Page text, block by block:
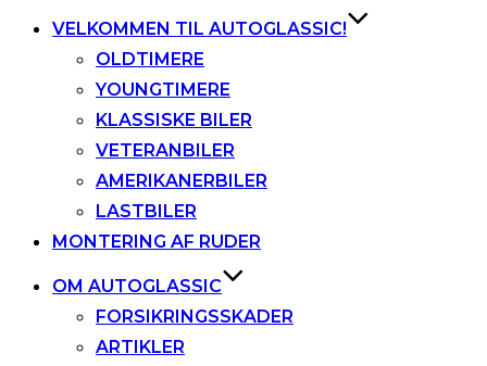
VELKOMMEN TIL AUTOGLASSIC!
OLDTIMERE
YOUNGTIMERE
KLASSISKE BILER
VETERANBILER
AMERIKANERBILER
LASTBILER
MONTERING AF RUDER
OM AUTOGLASSIC
FORSIKRINGSSKADER
ARTIKLER